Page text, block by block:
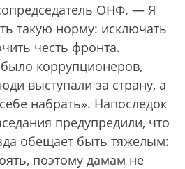
ОНФ. — Я
такую норму: исключать
честь фронта.
коррупционеров,
выступали за страну, а
набрать». Напоследок
предупредили, что
обещает быть тяжелым:
поэтому дамам не